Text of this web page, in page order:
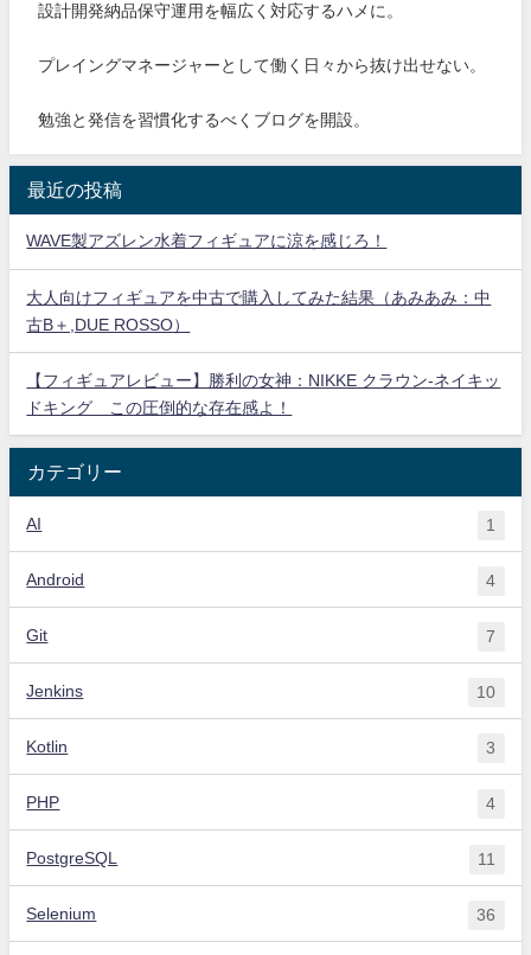
設計開発納品保守運用を幅広く対応するハメに。
プレイングマネージャーとして働く日々から抜け出せない。
勉強と発信を習慣化するべくブログを開設。
最近の投稿
WAVE製アズレン水着フィギュアに涼を感じろ！
大人向けフィギュアを中古で購入してみた結果（あみあみ：中
古B＋,DUE ROSSO）
【フィギュアレビュー】勝利の女神：NIKKE クラウン-ネイキッ
ドキング この圧倒的な存在感よ！
カテゴリー
AI 1
Android 4
Git 7
Jenkins 10
Kotlin 3
PHP 4
PostgreSQL 11
Selenium 36